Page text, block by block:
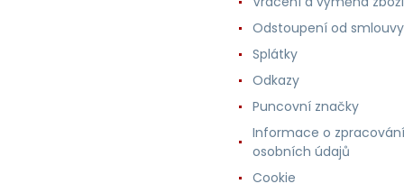
Odstoupení od smlouvy
Splátky
Odkazy
Puncovní značky
Informace o zpracování
osobních údajů
Cookie